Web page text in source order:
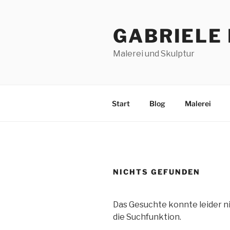
GABRIELE
Malerei und Skulptur
Start Blog Malerei
NICHTS GEFUNDEN
Das Gesuchte konnte leider
die Suchfunktion.